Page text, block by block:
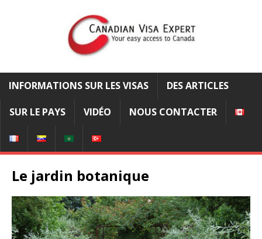
INFORMATIONS SUR LES VISAS DES ARTICLES
SUR LE PAYS VIDÉO NOUS CONTACTER
Le jardin botanique